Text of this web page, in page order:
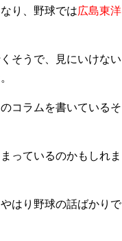
り、野球では広島東洋
そうで、見にいけない
コラムを書いているそ
っているのかもしれま
はり野球の話ばかりで